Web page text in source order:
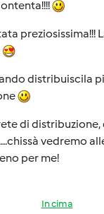
preziosissima!!!
distribuiscila
di
vedremo
per me!
In cima